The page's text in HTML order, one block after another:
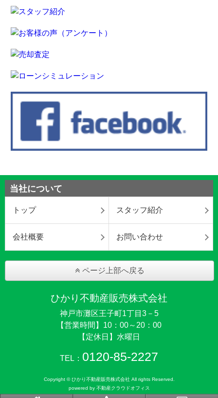
当社について
トップ スタッフ紹介
会社概要 お問い合わせ
ページ上部へ戻る
ひかり不動産販売株式会社
神戸市灘区王子町1丁目3－5
【営業時間】10：00～20：00
【定休日】水曜日
TEL： 0120-85-2227
Copyright © ひかり不動産販売株式会社 All rights Reserved.
powered by 不動産クラウドオフィス